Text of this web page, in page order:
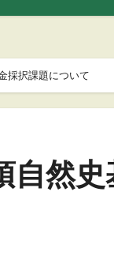
採択課題について
自然